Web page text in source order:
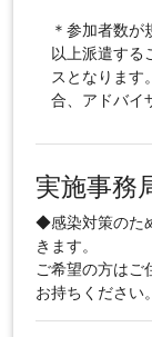
＊参加者数が
以上派遣する
スとなります
合、アドバイ
実施事務
◆感染対策のた
きます。
ご希望の方はご
お持ちください。